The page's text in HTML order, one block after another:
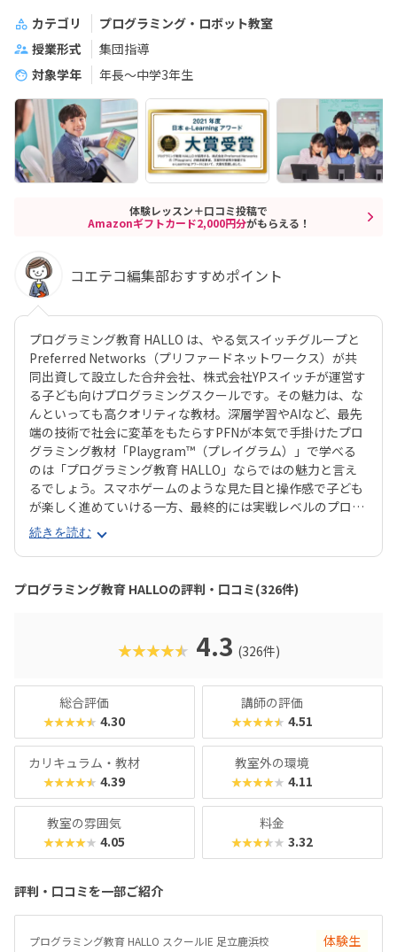
カテゴリ
プログラミング・ロボット教室
授業形式
集団指導
対象学年
年長～中学3年生
体験レッスン＋口コミ投稿で
Amazonギフトカード2,000円分がもらえる！
コエテコ編集部おすすめポイント
プログラミング教育 HALLO は、やる気スイッチグループと
Preferred Networks（プリファードネットワークス）が共
同出資して設立した合弁会社、株式会社YPスイッチが運営す
る子ども向けプログラミングスクールです。その魅力は、な
んといっても高クオリティな教材。深層学習やAIなど、最先
端の技術で社会に変革をもたらすPFNが本気で手掛けたプロ
グラミング教材「Playgram™（プレイグラム）」で学べる
のは「プログラミング教育 HALLO」ならではの魅力と言え
るでしょう。スマホゲームのような見た目と操作感で子ども
が楽しく進めていける一方、最終的には実戦レベルのプログ
ラミングスキルが身につく「Playgram」には、まるでマイ
ンクラフト（マイクラ）のように3D空間をデザインできるモ
ードも。子どもの創造性と技術力、そのどちらも高めていけ
るスクールをお探しのご家庭にぴったりのスクールです。ま
た、運営元のやる気スイッチグループといえば、子どもの性
名。学習計画や講師とのマッチングに使われるそうで、「教
材はいいけど、先生との相性が……」なんてトラブルも極力
くの教室に足を運んでみてくださいね。
続きを読む
プログラミング教育 HALLOの評判・口コミ(326件)
★★★★★ 4.3 (326件)
総合評価
★★★★★ 4.30
講師の評価
★★★★★ 4.51
カリキュラム・教材
★★★★★ 4.39
教室外の環境
★★★★★ 4.11
教室の雰囲気
★★★★★ 4.05
料金
★★★★★ 3.32
評判・口コミを一部ご紹介
プログラミング教育 HALLO スクールIE 足立鹿浜校 体験生